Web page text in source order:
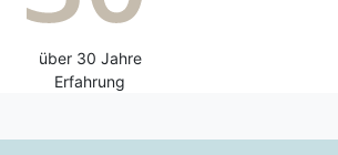
über 30 Jahre
Erfahrung